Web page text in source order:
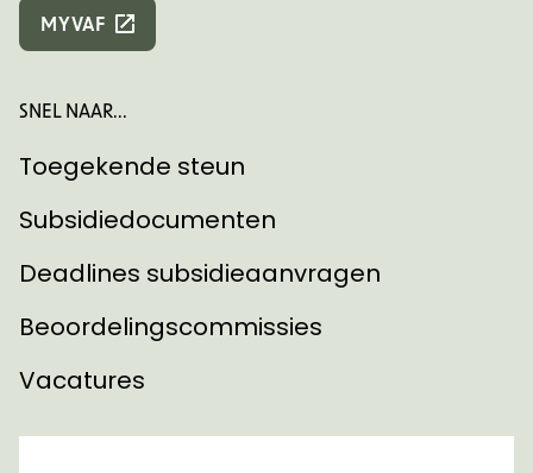
MYVAF
SNEL NAAR...
Toegekende steun
Subsidiedocumenten
Deadlines subsidieaanvragen
Beoordelingscommissies
Vacatures